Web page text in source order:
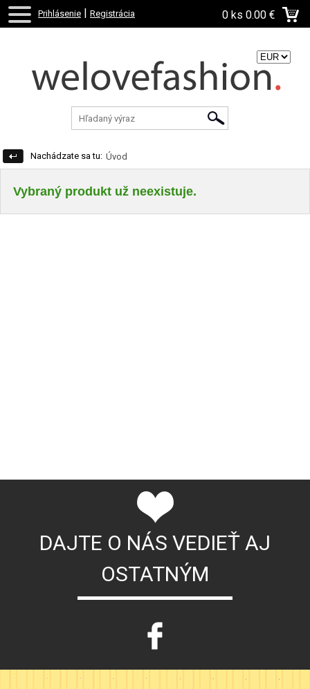
Prihlásenie | Registrácia 0 ks 0.00 €
Nachádzate sa tu: Úvod
Vybraný produkt už neexistuje.
DAJTE O NÁS VEDIEŤ AJ
OSTATNÝM